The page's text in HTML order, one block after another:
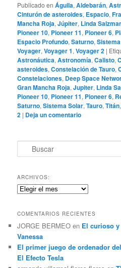
Publicado en Águila,Aldebarán,
Cinturón de asteroides, Espacio,
Mancha Roja,Júpiter, Linda
Pioneer 10, Pioneer 11, Pioneer 6,
Espacio Profundo,Saturno,
Voyager,Voyager 1,Voyager 2 |
Astronáutica,Astronomía,Calisto,
asteroides,Constelación de Tauro,
Constelaciones, Deep Space
Gran Mancha Roja,Jupiter, Linda
Pioneer 10, Pioneer 11, Pioneer 6,
Saturno,Sistema Solar,Tauro,Titán
2 | Deja un comentario
u
c
a
r
ARCHIVOS:
Archivos:
COMENTARIOS RECIENTES
JORGE BERMEO en El curioso
Vanessa
El primer juego de ordenador
El Efecto Tesla